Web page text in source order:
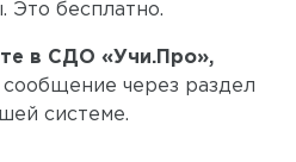
Это бесплатно.
в СДО «Учи.Про»,
через раздел
системе.